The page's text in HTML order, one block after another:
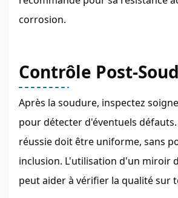
corrosion.
Contrôle Post-
Après la soudure, inspectez
pour détecter d'éventuels
réussie doit être uniforme, sans
inclusion. L'utilisation d'un miroir
peut aider à vérifier la qualité sur